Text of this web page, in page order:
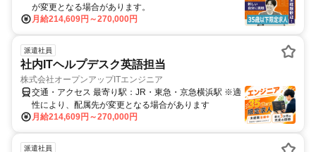
月給214,609円～270,000円
が変更となる場合があります。
派遣社員
社内ITヘルプデスク英語担当
株式会社オープンアップITエンジニア
月給214,609円～270,000円
交通・アクセス 最寄り駅：JR・東急・京急横浜駅 ※適
性により、配属先が変更となる場合があります
派遣社員